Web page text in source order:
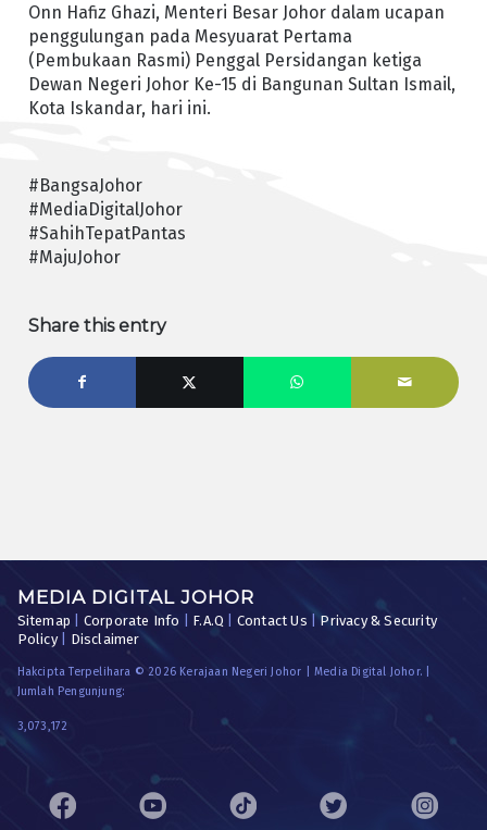
Onn Hafiz Ghazi, Menteri Besar Johor dalam ucapan
penggulungan pada Mesyuarat Pertama
(Pembukaan Rasmi) Penggal Persidangan ketiga
Dewan Negeri Johor Ke-15 di Bangunan Sultan Ismail,
Kota Iskandar, hari ini.
#BangsaJohor
#MediaDigitalJohor
#SahihTepatPantas
#MajuJohor
Share this entry
MEDIA DIGITAL JOHOR
Sitemap Corporate Info F.A.Q Contact Us |Privacy & Security
Policy| Disclaimer
Hakcipta Terpelihara © 2026 Kerajaan Negeri Johor | Media Digital Johor. |
Jumlah Pengunjung:
3,073,172